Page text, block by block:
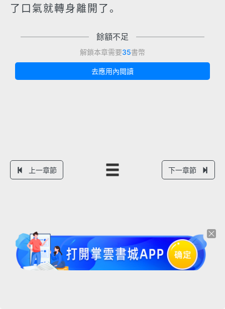
了口氣就轉身離開了。
餘額不足
解鎖本章需要35書幣
去應用內閱讀
上一章節 下一章節